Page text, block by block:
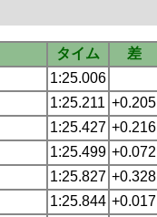
タイム 差
1:25.006
1:25.211 +0.205
1:25.427 +0.216
1:25.499 +0.072
1:25.827 +0.328
1:25.844 +0.017